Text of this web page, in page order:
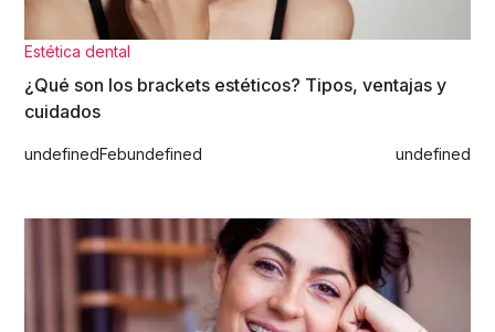
Estética dental
¿Qué son los brackets estéticos? Tipos, ventajas y
cuidados
undefinedFebundefined undefined